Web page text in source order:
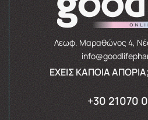
Λεωφ. Μαραθώνος 4,
ΈΧΕΙΣ ΚΆΠΟΙΑ
+30 21070